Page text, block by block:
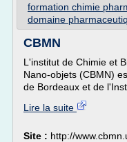
formation chimie
domaine
CBMN
L'institut de Chimie et
Nano-objets (CBMN)
de Bordeaux et de
Lire la suite
Site : http://